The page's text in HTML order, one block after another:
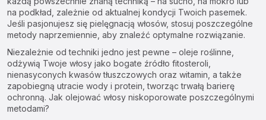
na podkład, zależnie od aktualnej kondycji Twoich pasemek.
Jeśli pasjonujesz się pielęgnacją włosów, stosuj poszczególne
metody naprzemiennie, aby znaleźć optymalne rozwiązanie.
Niezależnie od techniki jedno jest pewne – oleje roślinne,
odżywią Twoje włosy jako bogate źródło fitosteroli,
nienasyconych kwasów tłuszczowych oraz witamin, a także
zapobiegną utracie wody i protein, tworząc trwałą barierę
ochronną. Jak olejować włosy niskoporowate poszczególnymi
metodami?